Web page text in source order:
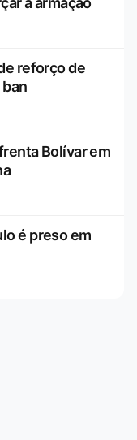
reforço de
Bolívar em
é preso em